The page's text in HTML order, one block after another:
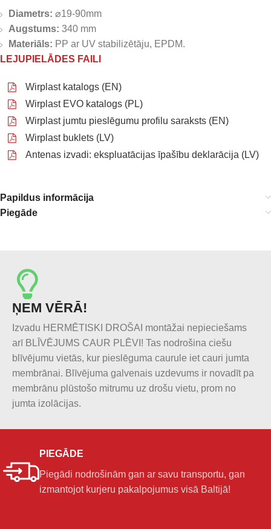
Diametrs: ⌀19-90mm
Augstums: 340 mm
Materiāls: PP ar UV stabilizētāju, EPDM.
LEJUPIELĀDES FAILI
Wirplast katalogs (EN)
Wirplast EVO katalogs (PL)
Wirplast jumtu pieslēgumu profilu saraksts (EN)
Wirplast buklets (LV)
Antenas izvadi: ekspluatācijas īpašību deklarācija (LV)
Papildus informācija
Piegāde
ŅEM VĒRĀ!
Izvadu HERMĒTISKI DROŠAI montāžai nepieciešams
arī BLĪVĒJUMS CAUR PLĒVI! Tas nodrošina ciešu
blīvējumu vietās, kur pieslēguma caurule iet cauri jumta
membrānai. Blīvējuma galvenais uzdevums ir novadīt pa
membrānu plūstošo mitrumu uz drošu vietu, prom no
jumta izolācijas.
PIEGĀDE
Piegādi nodrošinām gan ar savu transportu, gan
izmantojot kurjeru pakalpojumus visā Baltijā!